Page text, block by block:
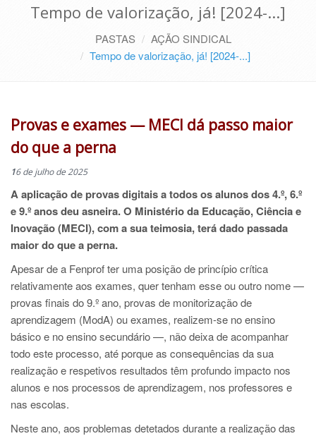
Tempo de valorização, já! [2024-...]
PASTAS
AÇÃO SINDICAL
Tempo de valorização, já! [2024-...]
Provas e exames — MECI dá passo maior
do que a perna
16 de julho de 2025
A aplicação de provas digitais a todos os alunos dos 4.º, 6.º
e 9.º anos deu asneira. O Ministério da Educação, Ciência e
Inovação (MECI), com a sua teimosia, terá dado passada
maior do que a perna.
Apesar de a Fenprof ter uma posição de princípio crítica
relativamente aos exames, quer tenham esse ou outro nome —
provas finais do 9.º ano, provas de monitorização de
aprendizagem (ModA) ou exames, realizem-se no ensino
básico e no ensino secundário —, não deixa de acompanhar
todo este processo, até porque as consequências da sua
realização e respetivos resultados têm profundo impacto nos
alunos e nos processos de aprendizagem, nos professores e
nas escolas.
Neste ano, aos problemas detetados durante a realização das